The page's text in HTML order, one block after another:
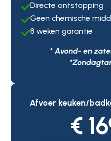
Directe ontstopping
Geen chemische
8 weken garantie
* Avond- en
Afvoer keuken/
€